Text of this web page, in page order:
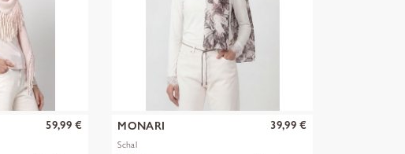
59,99 € MONARI
Schal
39,99 €